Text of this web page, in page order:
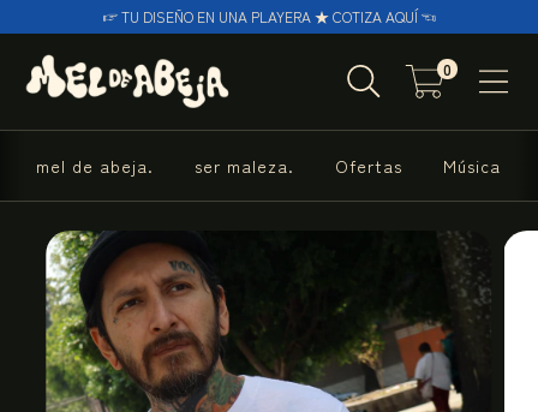
☞ TU DISEÑO EN UNA PLAYERA ★ COTIZA AQUÍ ☜
0
mel de abeja. ser maleza. Ofertas Música